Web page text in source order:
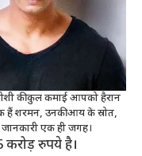
की कुल कमाई आपको हैरान
हैं शरमन, उनकी आय के स्रोत,
एक ही जगह।
करोड़ रुपये है।